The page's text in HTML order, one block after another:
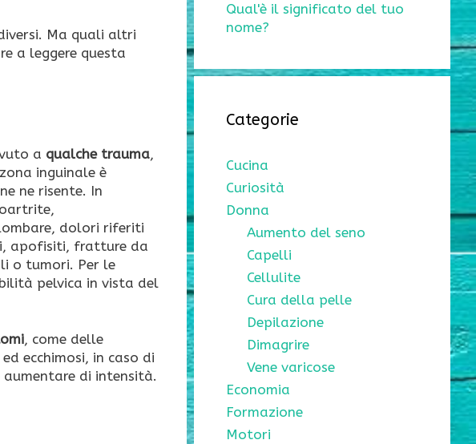
Ma quali altri
a leggere questa
a qualche trauma,
inguinale è
ne risente. In
dolori riferiti
apofisiti, fratture da
o tumori. Per le
pelvica in vista del
, come delle
ecchimosi, in caso di
di intensità.
Qual'è il significato del tuo
nome?
Categorie
Cucina
Curiosità
Donna
Aumento del seno
Capelli
Cellulite
Cura della pelle
Depilazione
Dimagrire
Vene varicose
Economia
Formazione
Motori